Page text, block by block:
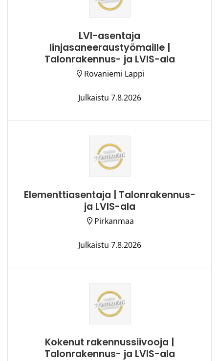
LVI-asentaja
linjasaneeraustyömaille |
Talonrakennus- ja LVIS-ala
Rovaniemi Lappi
Julkaistu 7.8.2026
Elementtiasentaja | Talonrakennus-
ja LVIS-ala
Pirkanmaa
Julkaistu 7.8.2026
Kokenut rakennussiivooja |
Talonrakennus- ja LVIS-ala